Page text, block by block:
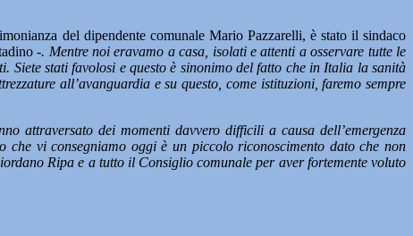
del dipendente comunale Mario Pazzarelli, è stato il sindaco
-. Mentre noi eravamo a casa, isolati e attenti a osservare tutte le
stati favolosi e questo è sinonimo del fatto che in Italia la sanità
all’avanguardia e su questo, come istituzioni, faremo sempre
attraversato dei momenti davvero difficili a causa dell’emergenza
vi consegniamo oggi è un piccolo riconoscimento dato che non
Ripa e a tutto il Consiglio comunale per aver fortemente voluto